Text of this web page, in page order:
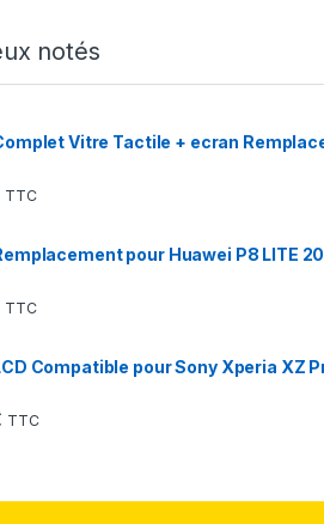
notés
Vitre Tactile + ecran
TTC
pour Huawei P8 LITE
TTC
Compatible pour Sony Xperia XZ
TTC